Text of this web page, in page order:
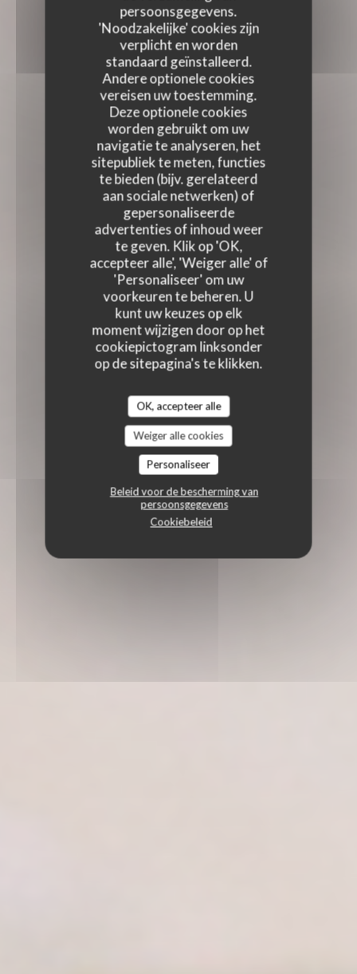
persoonsgegevens.
'Noodzakelijke' cookies zijn
verplicht en worden
standaard geïnstalleerd.
Andere optionele cookies
vereisen uw toestemming.
Deze optionele cookies
worden gebruikt om uw
navigatie te analyseren, het
sitepubliek te meten, functies
te bieden (bijv. gerelateerd
aan sociale netwerken) of
gepersonaliseerde
advertenties of inhoud weer
te geven. Klik op 'OK,
accepteer alle', 'Weiger alle' of
'Personaliseer' om uw
voorkeuren te beheren. U
kunt uw keuzes op elk
moment wijzigen door op het
cookiepictogram linksonder
op de sitepagina's te klikken.
OK, accepteer alle
Weiger alle cookies
Personaliseer
Beleid voor de bescherming van
persoonsgegevens
Cookiebeleid